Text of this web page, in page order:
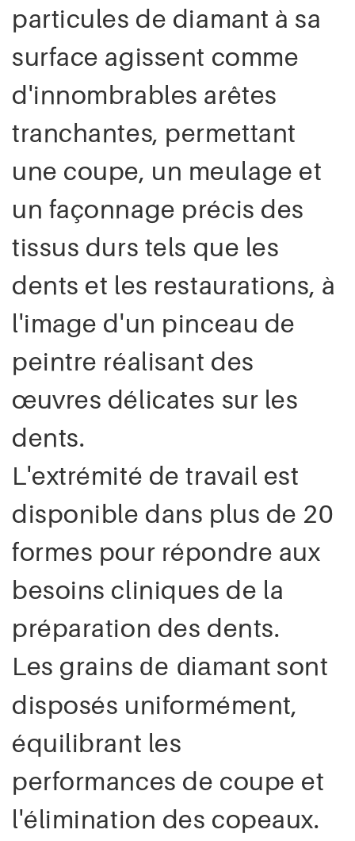
particules de diamant à sa
surface agissent comme
d'innombrables arêtes
tranchantes, permettant
une coupe, un meulage et
un façonnage précis des
tissus durs tels que les
dents et les restaurations, à
l'image d'un pinceau de
peintre réalisant des
œuvres délicates sur les
dents.
L'extrémité de travail est
disponible dans plus de 20
formes pour répondre aux
besoins cliniques de la
préparation des dents.
Les grains de diamant sont
disposés uniformément,
équilibrant les
performances de coupe et
l'élimination des copeaux.